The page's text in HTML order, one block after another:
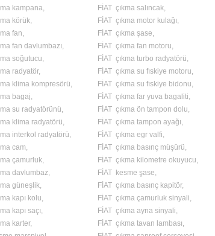
kampana,
körük,
fan,
fan davlumbazı,
soğutucu,
radyatör,
klima kompresörü,
bagaj,
su radyatörünü,
klima radyatörü,
interkol radyatörü,
cam,
çamurluk,
davlumbaz,
güneşlik,
kapı kolu,
kapı saçı,
karter,
FİAT çıkma salıncak,
FİAT çıkma motor kulağı,
FİAT çıkma şase,
FİAT çıkma fan motoru,
FİAT çıkma turbo radyatörü,
FİAT çıkma su fıskiye motoru,
FİAT çıkma su fıskiye bidonu,
FİAT çıkma far yuva bagaliti,
FİAT çıkma ön tampon dolu,
FİAT çıkma tampon ayağı,
FİAT çıkma egr valfi,
FİAT çıkma basınç müşürü,
FİAT çıkma kilometre okuyucu,
FİAT kesme şase,
FİAT çıkma basınç kapitör,
FİAT çıkma çamurluk sinyali,
FİAT çıkma ayna sinyali,
FİAT çıkma tavan lambası,